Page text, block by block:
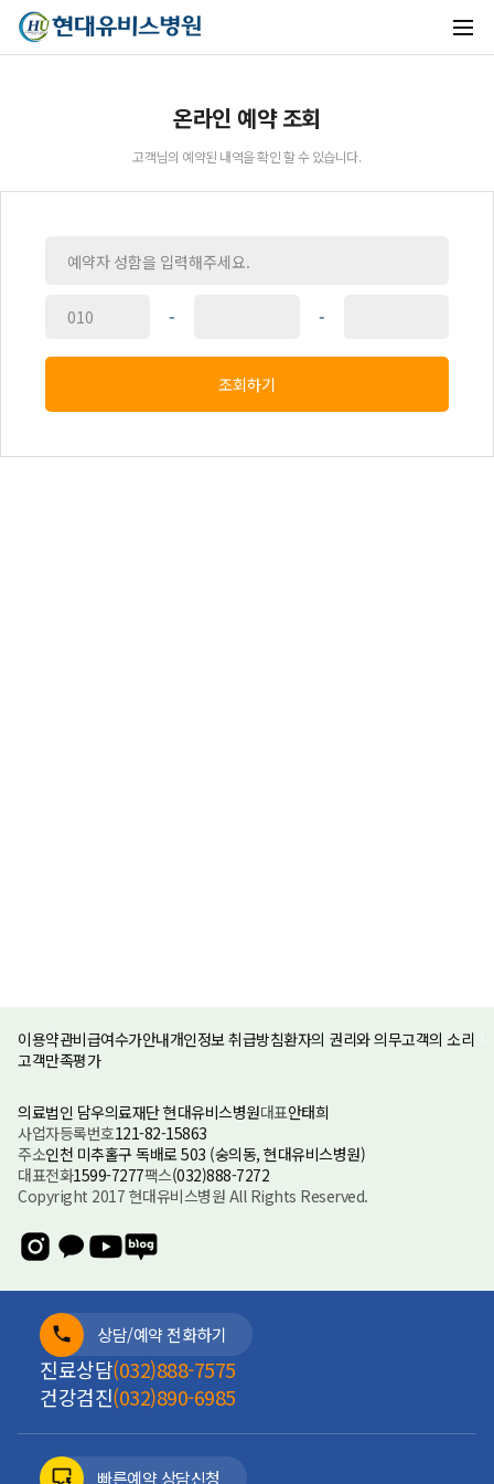
온라인 예약 조회
고객님의 예약된 내역을 확인 할 수 있습니다.
- -
조회하기
이용약관비급여수가안내개인정보 취급방침환자의 권리와 의무고객의 소리
고객만족평가
의료법인 담우의료재단 현대유비스병원대표안태희
사업자등록번호121-82-15863
주소인천 미추홀구 독배로 503 (숭의동, 현대유비스병원)
대표전화1599-7277팩스(032)888-7272
Copyright 2017 현대유비스병원 All Rights Reserved.
상담/예약 전화하기
진료상담(032)888-7575
건강검진(032)890-6985
빠른예약 상담신청